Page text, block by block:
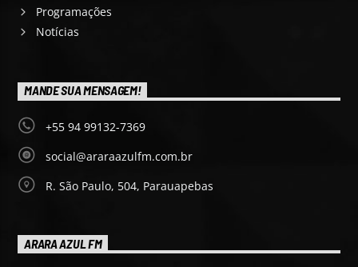
Programações
Notícias
MANDE SUA MENSAGEM!
+55 94 99132-7369
social@araraazulfm.com.br
R. São Paulo, 504, Parauapebas
ARARA AZUL FM